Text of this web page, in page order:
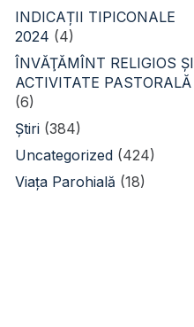
INDICAȚII TIPICONALE
2024 (4)
ÎNVĂŢĂMÎNT RELIGIOS ŞI
ACTIVITATE PASTORALĂ
(6)
Știri (384)
Uncategorized (424)
Viața Parohială (18)